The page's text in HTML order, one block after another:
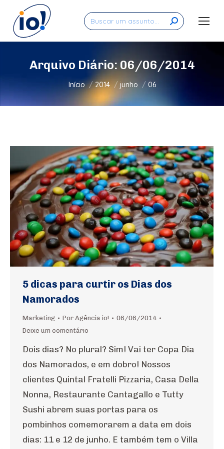
Search:
Arquivo Diário:06/06/2014
Você está aqui:
Início 2014 junho 06
5 dicas para curtir os Dias dos
Namorados
Marketing Por Agência io!
06/06/2014
Deixe um comentário
Dois dias? No plural? Sim! Vai ter Copa Dia
dos Namorados, e em dobro! Nossos
clientes Quintal Fratelli Pizzaria, Casa Della
Nonna, Restaurante Cantagallo e Tutty
Sushi abrem suas portas para os
pombinhos comemorarem a data em dois
dias: 11 e 12 de junho. E também tem o Villa